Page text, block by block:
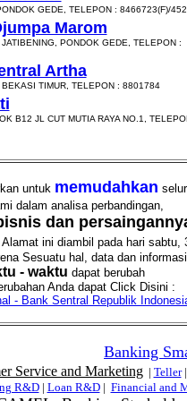
GEDE, TELEPON : 8466723(F)/
Marom
PONDOK GEDE, TELEPON :
Artha
TIMUR, TELEPON : 8801784
B12 JL CUT MUTIA RAYA NO.1,
untuk memudahkan
dalam analisa perbandingan,
dan
Alamat ini diambil pada hari sabtu,
Sesuatu hal, data dan
- waktu dapat berubah
Anda dapat Click Disini :
- Bank Sentral Republik
Banking
Service and Marketing| Teller|
R&D| Loan R&D| Financial and